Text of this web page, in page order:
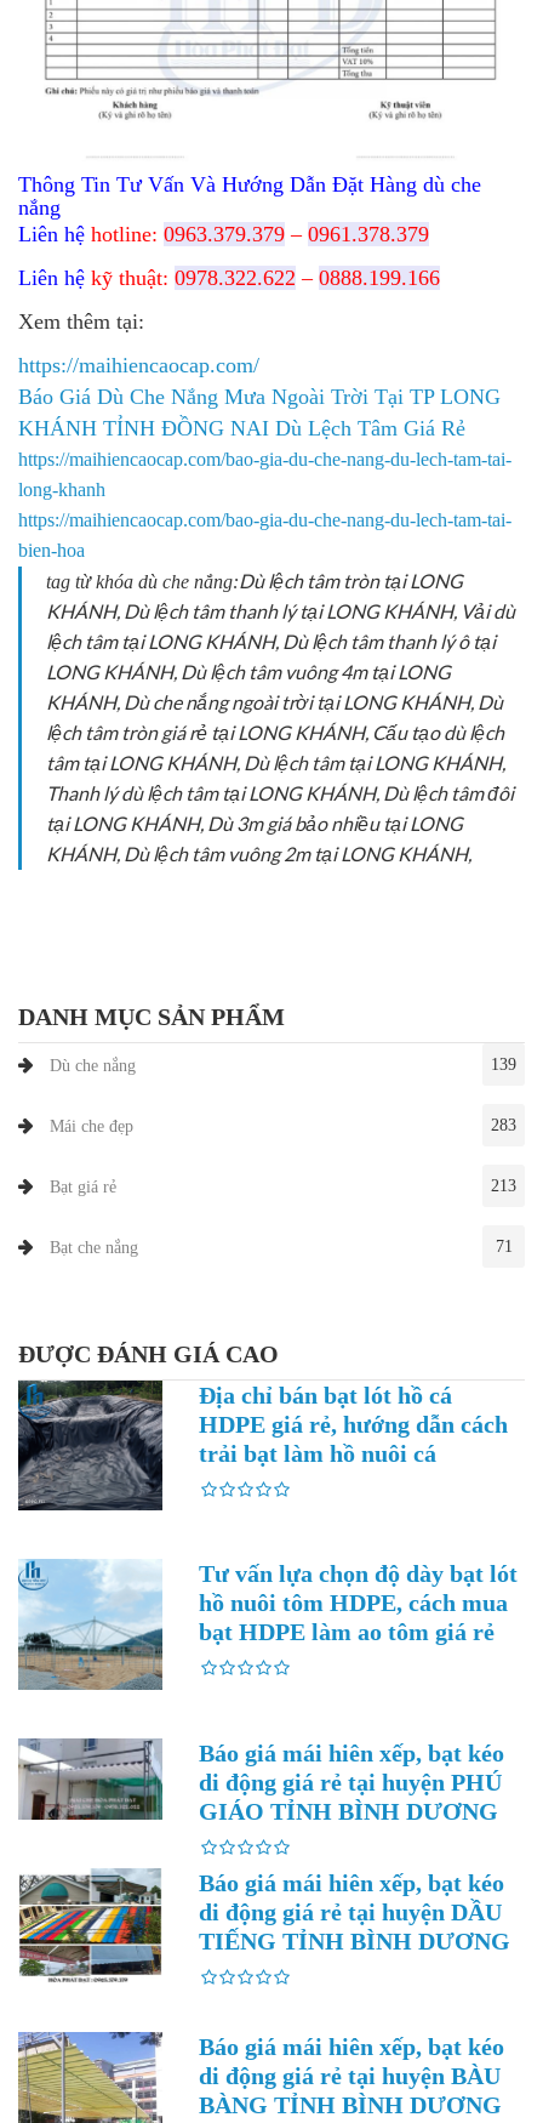
Thông Tin Tư Vấn Và Hướng Dẫn Đặt Hàng dù che
nắng
Liên hệ hotline: 0963.379.379 – 0961.378.379
Liên hệ kỹ thuật: 0978.322.622 – 0888.199.166
Xem thêm tại:
https://maihiencaocap.com/
Báo Giá Dù Che Nắng Mưa Ngoài Trời Tại TP LONG
KHÁNH TỈNH ĐỒNG NAI Dù Lệch Tâm Giá Rẻ
https://maihiencaocap.com/bao-gia-du-che-nang-du-lech-tam-tai-
long-khanh​
https://maihiencaocap.com/bao-gia-du-che-nang-du-lech-tam-tai-
bien-hoa
tag từ khóa dù che nắng:Dù lệch tâm tròn tại LONG
KHÁNH, Dù lệch tâm thanh lý tại LONG KHÁNH, Vải dù
lệch tâm tại LONG KHÁNH, Dù lệch tâm thanh lý ô tại
LONG KHÁNH, Dù lệch tâm vuông 4m tại LONG
KHÁNH, Dù che nắng ngoài trời tại LONG KHÁNH, Dù
lệch tâm tròn giá rẻ tại LONG KHÁNH, Cấu tạo dù lệch
tâm tại LONG KHÁNH, Dù lệch tâm tại LONG KHÁNH,
Thanh lý dù lệch tâm tại LONG KHÁNH, Dù lệch tâm đôi
tại LONG KHÁNH, Dù 3m giá bảo nhiều tại LONG
KHÁNH, Dù lệch tâm vuông 2m tại LONG KHÁNH,
DANH MỤC SẢN PHẨM
Dù che nắng 139
Mái che đẹp 283
Bạt giá rẻ 213
Bạt che nắng 71
ĐƯỢC ĐÁNH GIÁ CAO
Địa chỉ bán bạt lót hồ cá
HDPE giá rẻ, hướng dẫn cách
trải bạt làm hồ nuôi cá
Tư vấn lựa chọn độ dày bạt lót
hồ nuôi tôm HDPE, cách mua
bạt HDPE làm ao tôm giá rẻ
Báo giá mái hiên xếp, bạt kéo
di động giá rẻ tại huyện PHÚ
GIÁO TỈNH BÌNH DƯƠNG
Báo giá mái hiên xếp, bạt kéo
di động giá rẻ tại huyện DẦU
TIẾNG TỈNH BÌNH DƯƠNG
Báo giá mái hiên xếp, bạt kéo
di động giá rẻ tại huyện BÀU
BÀNG TỈNH BÌNH DƯƠNG